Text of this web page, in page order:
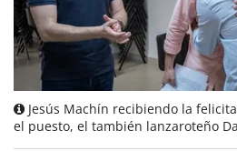
Jesús Machín recibiendo la
el puesto, el también lanzaroteño